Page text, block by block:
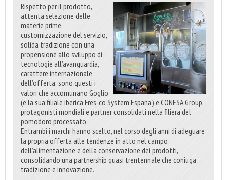
Rispetto per il prodotto,
attenta selezione delle
materie prime,
customizzazione del servizio,
solida tradizione con una
propensione allo sviluppo di
tecnologie all’avanguardia,
carattere internazionale
dell’offerta: sono questi i
valori che accomunano Goglio
(e la sua filiale iberica Fres-co System España) e CONESA Group,
protagonisti mondiali e partner consolidati nella filiera del
pomodoro processato.
Entrambi i marchi hanno scelto, nel corso degli anni di adeguare
la propria offerta alle tendenze in atto nel campo
dell’alimentazione e della conservazione dei prodotti,
consolidando una partnership quasi trentennale che coniuga
tradizione e innovazione.